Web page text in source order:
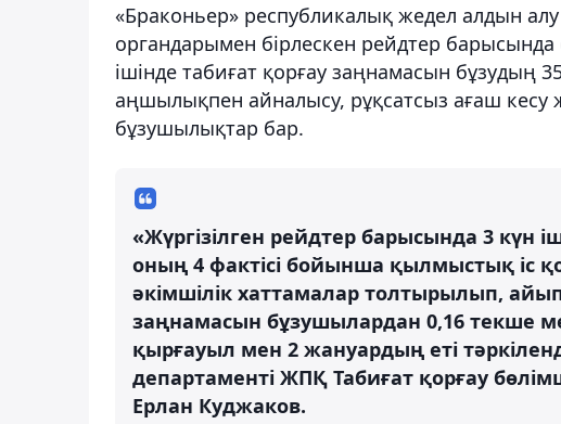
«Браконьер» республикалық жедел алдын алу
органдарымен бірлескен рейдтер
ішінде табиғат қорғау заңнамасын бұзудың
аңшылықпен айналысу, рұқсатсыз ағаш кесу
бұзушылықтар бар.
«Жүргізілген рейдтер барысында 3
оның 4 фактісі бойынша қылмыстық іс
әкімшілік хаттамалар толтырылып,
заңнамасын бұзушылардан 0,16 текше
қырғауыл мен 2 жануардың еті
департаменті ЖПҚ Табиғат қорғау
Ерлан Куджаков.